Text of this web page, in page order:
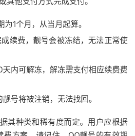
1个月，从当月起算。
续费，靓号会被冻结，无法正常使
内可解冻，解冻需支付相应续费费
号将被注销，无法找回。
其种类和稀有度而定。用户应根据